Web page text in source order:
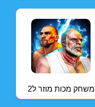
משחק מכות מוזר ל2